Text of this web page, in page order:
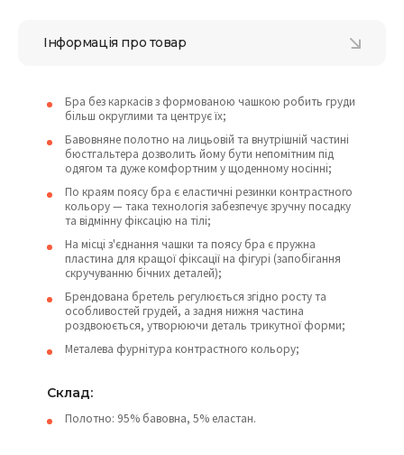
Інформація про товар
Бра без каркасів з формованою чашкою робить груди
більш округлими та центрує їх;
Бавовняне полотно на лицьовій та внутрішній частині
бюстгальтера дозволить йому бути непомітним під
одягом та дуже комфортним у щоденному носінні;
По краям поясу бра є еластичні резинки контрастного
кольору — така технологія забезпечує зручну посадку
та відмінну фіксацію на тілі;
На місці з'єднання чашки та поясу бра є пружна
пластина для кращої фіксації на фігурі (запобігання
скручуванню бічних деталей);
Брендована бретель регулюється згідно росту та
особливостей грудей, а задня нижня частина
роздвоюється, утворюючи деталь трикутної форми;
Металева фурнітура контрастного кольору;
Склад:
Полотно: 95% бавовна, 5% еластан.